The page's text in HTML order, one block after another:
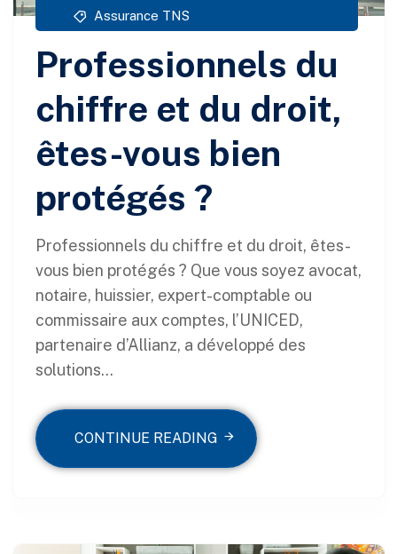
Assurance TNS
Professionnels du
chiffre et du droit,
êtes-vous bien
protégés ?
Professionnels du chiffre et du droit, êtes-
vous bien protégés ? Que vous soyez avocat,
notaire, huissier, expert-comptable ou
commissaire aux comptes, l’UNICED,
partenaire d’Allianz, a développé des
solutions...
CONTINUE READING